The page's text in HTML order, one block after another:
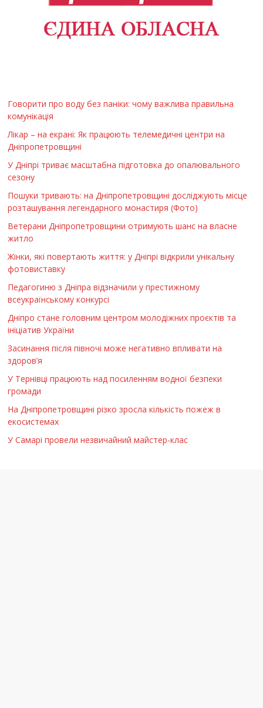
Говорити про воду без паніки: чому важлива правильна
комунікація
Лікар – на екрані: Як працюють телемедичні центри на
Дніпропетровщині
У Дніпрі триває масштабна підготовка до опалювального
сезону
Пошуки тривають: на Дніпропетровщині досліджують місце
розташування легендарного монастиря (Фото)
Ветерани Дніпропетровщини отримують шанс на власне
житло
Жінки, які повертають життя: у Дніпрі відкрили унікальну
фотовиставку
Педагогиню з Дніпра відзначили у престижному
всеукраїнському конкурсі
Дніпро стане головним центром молодіжних проєктів та
ініціатив України
Засинання після півночі може негативно впливати на
здоров’я
У Тернівці працюють над посиленням водної безпеки
громади
На Дніпропетровщині різко зросла кількість пожеж в
екосистемах
У Самарі провели незвичайний майстер-клас